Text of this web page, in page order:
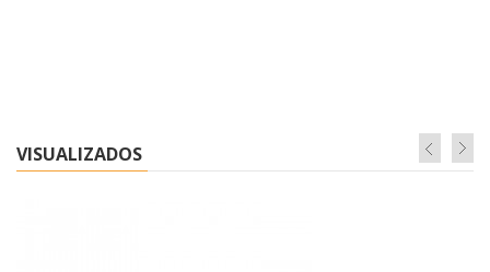
VISUALIZADOS